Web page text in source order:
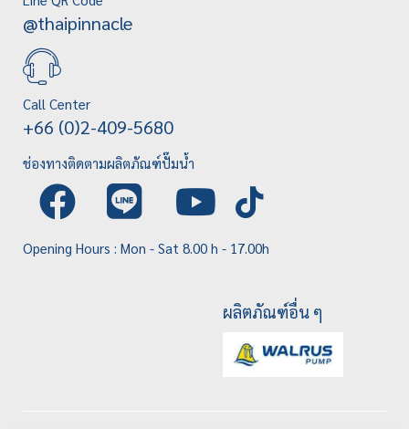
@thaipinnacle
Call Center
+66 (0)2-409-5680
ช่องทางติดตามผลิตภัณฑ์ปั๊มน้ำ
Opening Hours : Mon - Sat 8.00 h - 17.00h
ผลิตภัณฑ์อื่น ๆ